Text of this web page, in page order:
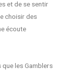
et de se sentir
choisir des
écoute
les Gamblers